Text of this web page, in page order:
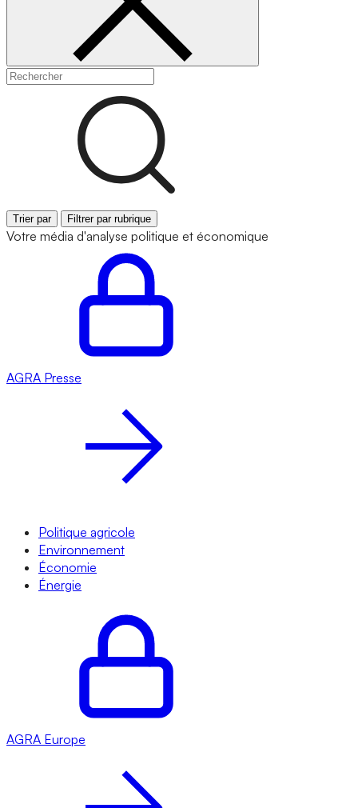
Trier par Filtrer par rubrique
Votre média d'analyse politique et économique
AGRA Presse
Politique agricole
Environnement
Économie
Énergie
AGRA Europe